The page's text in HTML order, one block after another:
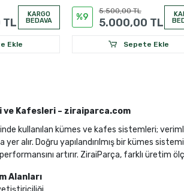
TL
KARGO
BEDAVA
Ekle
OSB
%9
5.500,00 TL
5.000,00 TL
Sepete Ekle
ve Kafesleri – ziraiparca.com
kullanılan kümes ve kafes sistemleri;
yer alır. Doğru yapılandırılmış bir kümes
artırır. ZiraiParça, farklı üretim
Alanları